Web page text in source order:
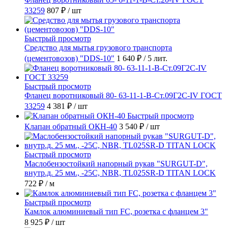
33259 807 ₽ / шт
Быстрый просмотр
Средство для мытья грузового транспорта
(цементовозов) "DDS-10" 1 640 ₽ / 5 лит.
Быстрый просмотр
Фланец воротниковый 80- 63-11-1-B-Ст.09Г2С-IV ГОСТ
33259 4 381 ₽ / шт
Быстрый просмотр
Клапан обратный ОКН-40 3 540 ₽ / шт
Быстрый просмотр
Маслобензостойкий напорный рукав "SURGUT-D",
внутр.д. 25 мм., -25C, NBR, TL025SR-D TITAN LOCK
722 ₽ / м
Быстрый просмотр
Камлок алюминиевый тип FC, розетка с фланцем 3"
8 925 ₽ / шт